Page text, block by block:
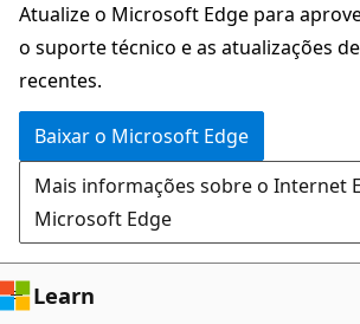
principal
a
navegação
na
página
Atualize o Microsoft Edge para
o suporte técnico e as atualizações
recentes.
Baixar o Microsoft Edge
Mais informações sobre o Internet
Microsoft Edge
Learn